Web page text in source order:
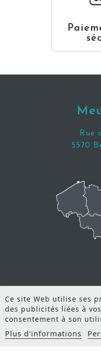
Ce site Web utilise ses
des publicités liées à
consentement à son
Plus d'informations
Rue
5570